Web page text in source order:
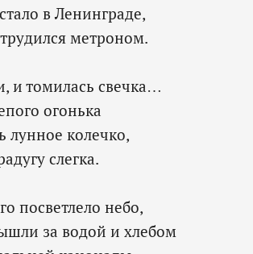
в Ленинграде,
метроном.
и томилась свечка…
огонька
лунное колечко,
слегка.
посветлело небо,
за водой и хлебом